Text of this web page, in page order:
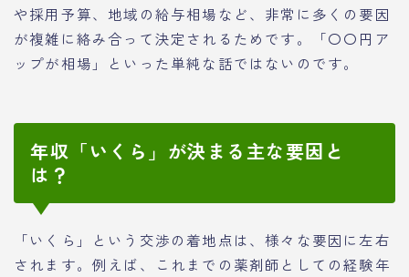
や採用予算、地域の給与相場など、非常に多くの要因
が複雑に絡み合って決定されるためです。「〇〇円ア
ップが相場」といった単純な話ではないのです。
年収「いくら」が決まる主な要因と
は？
「いくら」という交渉の着地点は、様々な要因に左右
されます。例えば、これまでの薬剤師としての経験年